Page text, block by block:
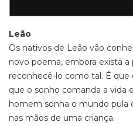
Leão
Os nativos de Leão vão
novo poema, embora exista
reconhecê-lo como tal. É
que o sonho comanda a vida
homem sonha o mundo pula
nas mãos de uma criança.